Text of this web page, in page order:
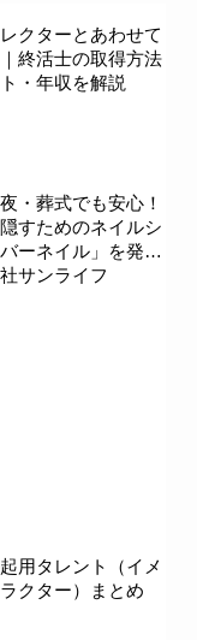
クターとあわせて
終活士の取得方法
・年収を解説
・葬式でも安心！
すためのネイルシ
ーネイル」を発売
サンライフ
用タレント（イメ
クター）まとめ